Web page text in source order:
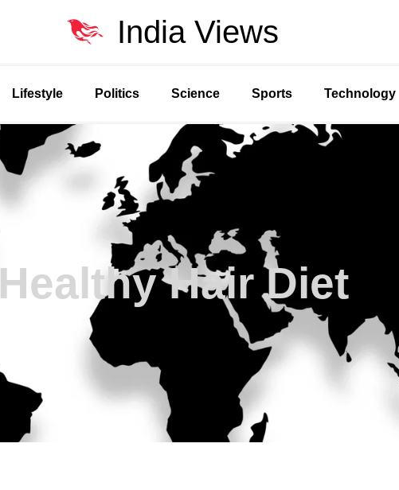
India Views
Lifestyle Politics Science Sports Technology
Healthy Hair Diet